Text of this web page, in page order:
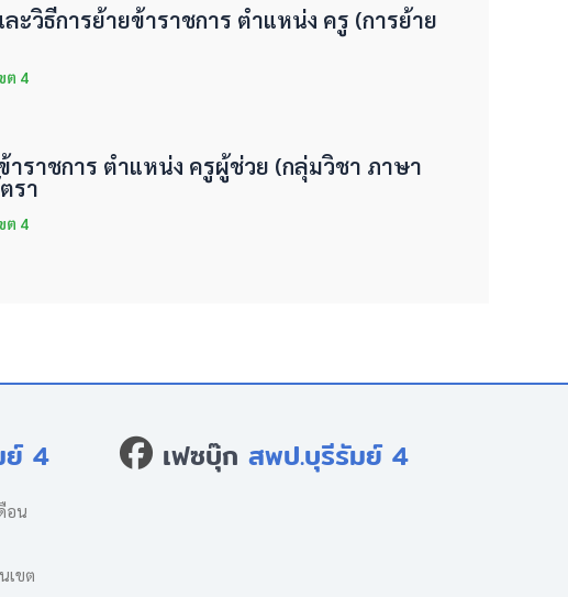
ะวิธีการย้ายข้าราชการ ตำแหน่ง ครู (การย้าย
ต 4
าราชการ ตำแหน่ง ครูผู้ช่วย (กลุ่มวิชา ภาษา
รา
ต 4
ย์ 4
อน
เขต
เฟซบุ๊ก สพป.บุรีรัมย์ 4